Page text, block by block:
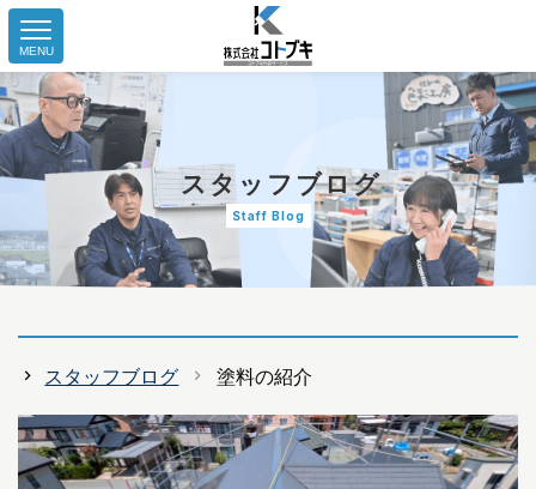
MENU
スタッフブログ
Staff Blog
スタッフブログ 塗料の紹介